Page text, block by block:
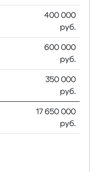
400 000
руб.
600 000
руб.
350 000
руб.
17 650 000
руб.